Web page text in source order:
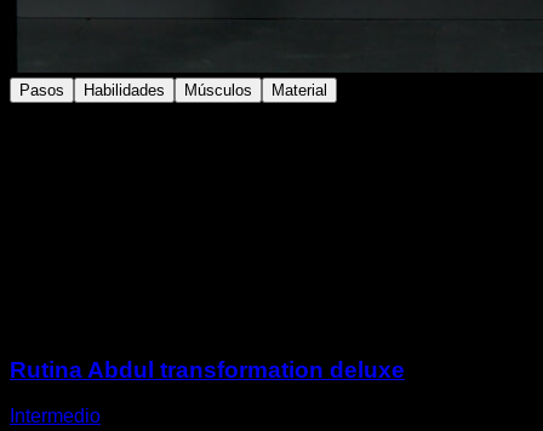
Pasos Habilidades Músculos Material
Rutina Abdul transformation deluxe
Intermedio